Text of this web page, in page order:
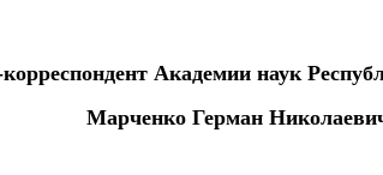
Академии наук
Марченко Герман